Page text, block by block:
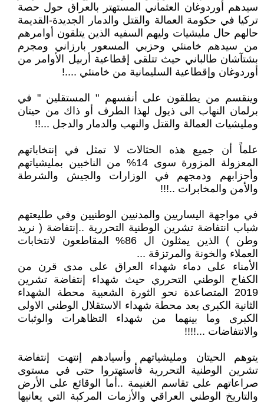
سيدهم أوردوغان العثماني المستهتر بالعراق حول حصة
تركيا في حكومة العمالة والقتل والدمار الجديدة-القديمة
حالهم حال مليشيات وليهم السفيه الذين يتلقون أوامرهم
من سيدهم خامنئي وحزبي المسعور بارزاني ومجرم
بشتآشان طالباني حيث تتلقى إقطاعية أربيل الأوامر من
أوردوغان وإقطاعية السليمانية من خامنئي ....!
وينقسم من يطلقون على أنفسهم " المستقلين " في
برلمان النهاب الى ذيول لهذا الطرف أو ذاك من حيتان
ومليشيات العمالة والقتل والنهب والدمار والدجل ...!!
علماً أن جميع هذه الحثالات لا تمثل في إنتخاباتهم
المعزولة المزورة سوى 14% من الناخبين بمليشياتهم
وأحزابهم ودمجهم في الوزارات والجيش والشرطة
والأمن والمخابرات ..!!!
في مواجهة اليساريين والمدنيين الوطنيين وفي طليعتهم
شباب انتفاضة تشرين الوطنية التحررية ..إنتفاضة ( نريد
وطن ) الذين يمثلون ال 86% المقاطعون لانتخابات
العملاء والخونة والمرتزقة ...
الأمناء على دماء شهداء العراق على مدى قرن من
الكفاح الوطني التحرري حيث شهداء إنتفاضة تشرين
2019 المتصاعدة نحو الثورة الشعبية محطة الشهداء
الثانية الكبرى بعد محطة شهداء الاستقلال الوطني الاولى
الكبرى وما بينهما من شهداء التظاهرات والوثبات
والانتفاضات ...!!!!
يتوهم الحيتان ومليشياتهم وأسيادهم إنتهت إنتفاضة
تشرين الوطنية التحررية فأستهتروا حتى في مستوى
صراعاتهم على تقاسم الغنيمة ..أما الوقائع على الأرض
والتاريخ الوطني العراقي والأزمات المركبة التي يعانيها